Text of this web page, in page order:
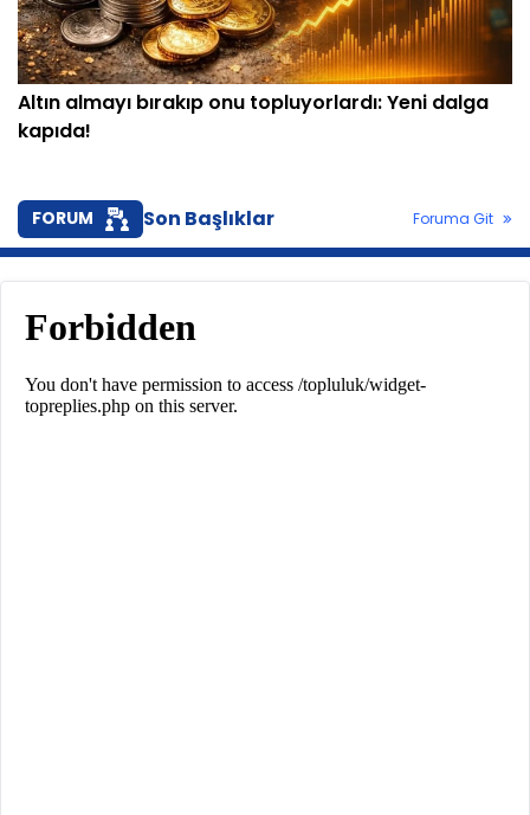
Altın almayı bırakıp onu topluyorlardı: Yeni dalga
kapıda!
FORUM Son Başlıklar Foruma Git